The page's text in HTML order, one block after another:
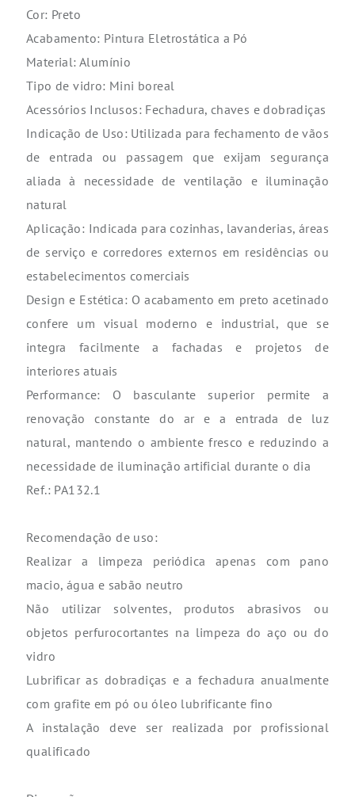
Cor: Preto
Acabamento: Pintura Eletrostática a Pó
Material: Alumínio
Tipo de vidro: Mini boreal
Acessórios Inclusos: Fechadura, chaves e dobradiças
Indicação de Uso: Utilizada para fechamento de vãos
de entrada ou passagem que exijam segurança
aliada à necessidade de ventilação e iluminação
natural
Aplicação: Indicada para cozinhas, lavanderias, áreas
de serviço e corredores externos em residências ou
estabelecimentos comerciais
Design e Estética: O acabamento em preto acetinado
confere um visual moderno e industrial, que se
integra facilmente a fachadas e projetos de
interiores atuais
Performance: O basculante superior permite a
renovação constante do ar e a entrada de luz
natural, mantendo o ambiente fresco e reduzindo a
necessidade de iluminação artificial durante o dia
Ref.: PA132.1
Recomendação de uso:
Realizar a limpeza periódica apenas com pano
macio, água e sabão neutro
Não utilizar solventes, produtos abrasivos ou
objetos perfurocortantes na limpeza do aço ou do
vidro
Lubrificar as dobradiças e a fechadura anualmente
com grafite em pó ou óleo lubrificante fino
A instalação deve ser realizada por profissional
qualificado